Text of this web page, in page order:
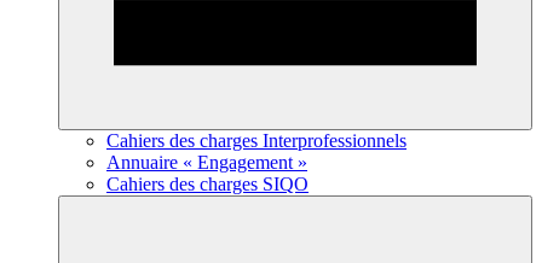
Cahiers des charges Interprofessionnels
Annuaire « Engagement »
Cahiers des charges SIQO